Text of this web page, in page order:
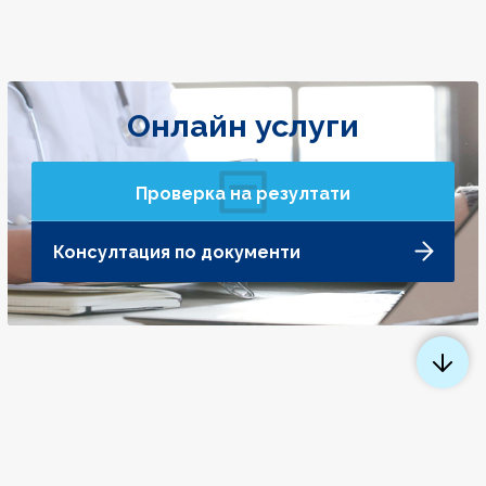
Онлайн услуги
Проверка на резултати
Консултация по документи